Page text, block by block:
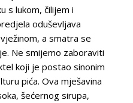
s lukom, čilijem i
oduševljava
a smatra se
Ne smijemo zaboraviti
koji je postao sinonim
pića. Ova mješavina
šećernog sirupa,